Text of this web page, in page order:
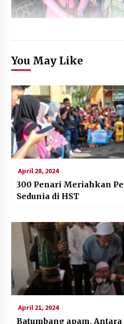
You May Like
April 28, 2024
300 Penari Meriahkan
Sedunia di HST
April 21, 2024
Batumbang apam,